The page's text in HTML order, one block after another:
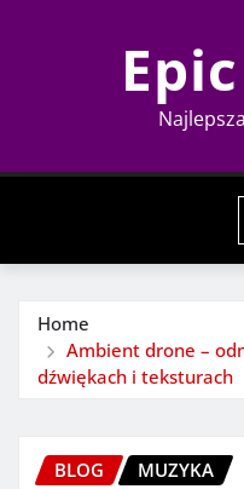
Home
Ambient drone –
dźwiękach i teksturach
BLOG MUZYKA